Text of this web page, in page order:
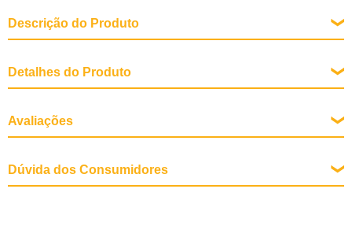
Descrição do Produto
Detalhes do Produto
Avaliações
Dúvida dos Consumidores